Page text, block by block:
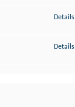
Details
Details